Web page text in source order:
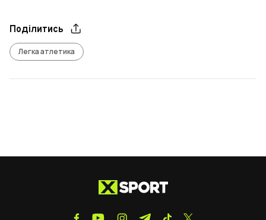
Поділитись
Легка атлетика